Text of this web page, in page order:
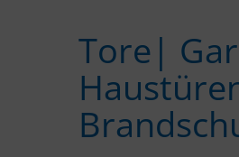
Tore|